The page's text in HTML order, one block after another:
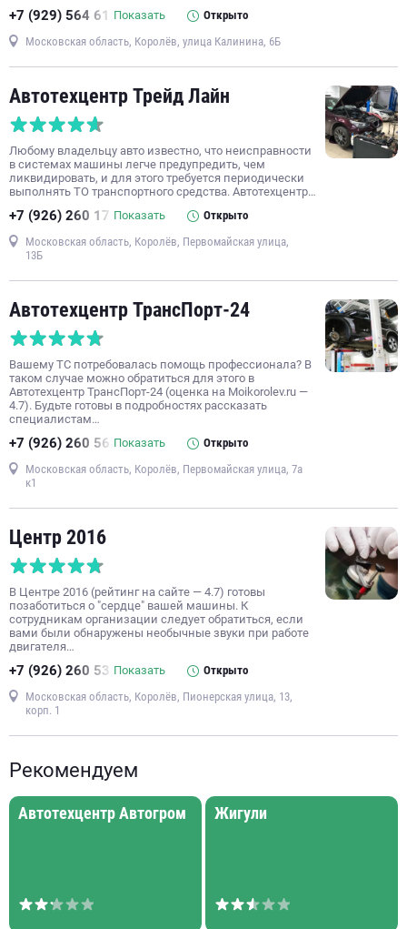
+7 (929) 564 61 Показать Открыто
Московская область, Королёв, улица Калинина, 6Б
Автотехцентр Трейд Лайн
Любому владельцу авто известно, что неисправности
в системах машины легче предупредить, чем
ликвидировать, и для этого требуется периодически
выполнять ТО транспортного средства. Автотехцентр…
+7 (926) 260 17 Показать Открыто
Московская область, Королёв, Первомайская улица,
13Б
Автотехцентр ТрансПорт-24
Вашему ТС потребовалась помощь профессионала? В
таком случае можно обратиться для этого в
Автотехцентр ТрансПорт-24 (оценка на Moikorolev.ru —
4.7). Будьте готовы в подробностях рассказать
специалистам…
+7 (926) 260 56 Показать Открыто
Московская область, Королёв, Первомайская улица, 7а
к1
Центр 2016
В Центре 2016 (рейтинг на сайте — 4.7) готовы
позаботиться о "сердце" вашей машины. К
сотрудникам организации следует обратиться, если
вами были обнаружены необычные звуки при работе
двигателя…
+7 (926) 260 53 Показать Открыто
Московская область, Королёв, Пионерская улица, 13,
корп. 1
Рекомендуем
Автотехцентр Автогром Жигули